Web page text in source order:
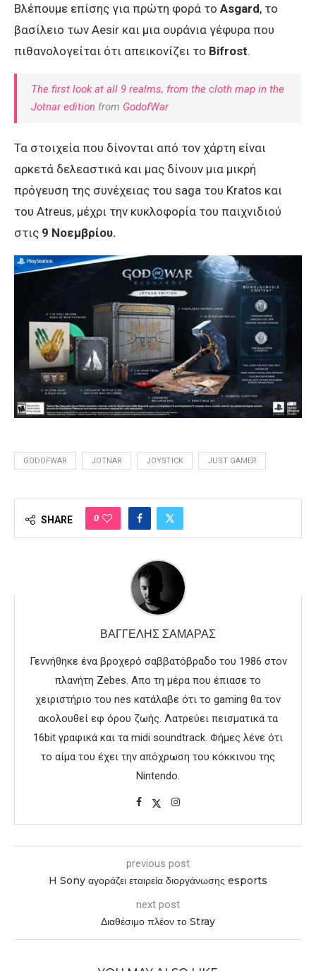
Βλέπουμε επίσης για πρώτη φορά το Asgard, το
βασίλειο των Aesir και μια ουράνια γέφυρα που
πιθανολογείται ότι απεικονίζει το Bifrost.
The first look at all 9 realms, from the cloth map in the
Jotnar edition from GodofWar
Τα στοιχεία που δίνονται από τον χάρτη είναι
αρκετά δελεαστικά και μας δίνουν μια μικρή
πρόγευση της συνέχειας του saga του Kratos και
του Atreus, μέχρι την κυκλοφορία του παιχνιδιού
στις 9 Νοεμβρίου.
GODOFWAR JOTNAR JOYSTICK JUST GAMER
SHARE 0
ΒΑΓΓΈΛΗΣ ΣΑΜΑΡΆΣ
Γεννήθηκε ένα βροχερό σαββατόβραδο του 1986 στον
πλανήτη Zebes. Aπο τη μέρα που έπιασε το
χειριστήριο του nes κατάλαβε ότι το gaming θα τον
ακολουθεί εφ όρου ζωής. Λατρεύει πεισματικά τα
16bit γραφικά και τα midi soundtrack. Φήμες λένε ότι
το αίμα του έχει την απόχρωση του κόκκινου της
Nintendo.
previous post
H Sony αγοράζει εταιρεία διοργάνωσης esports
next post
Διαθέσιμο πλέον το Stray